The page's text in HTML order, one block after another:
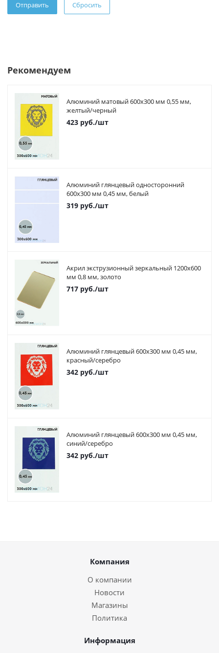
Сбросить
Рекомендуем
Алюминий матовый 600х300 мм 0,55 мм,
желтый/черный
423 руб./шт
Алюминий глянцевый односторонний
600х300 мм 0,45 мм, белый
319 руб./шт
Акрил экструзионный зеркальный 1200х600
мм 0,8 мм, золото
717 руб./шт
Алюминий глянцевый 600х300 мм 0,45 мм,
красный/серебро
342 руб./шт
Алюминий глянцевый 600х300 мм 0,45 мм,
синий/серебро
342 руб./шт
Компания
О компании
Новости
Магазины
Политика
Информация